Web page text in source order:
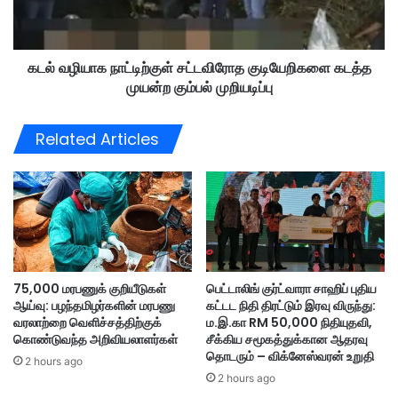
த
ர்
பூ
ச
ணி
அ
ல்
ல
,
எ
லி
வி
ட்
ச
ட
வி
ரோ
த
கு
டி
யே
றி
க
ளை
க
கடல் வழியாக நாட்டிற்குள் சட்டவிரோத குடியேறிகளை கடத்த
முயன்ற கும்பல் முறியடிப்பு
Related Articles
75,000 மரபணுக் குறியீடுகள்
ஆய்வு: பழந்தமிழர்களின் மரபணு
வரலாற்றை வெளிச்சத்திற்குக்
கொண்டுவந்த அறிவியலாளர்கள்
2 hours ago
பெட்டாலிங் குர்ட்வாரா சாஹிப் புதிய
கட்டட நிதி திரட்டும் இரவு விருந்து:
ம.இ.கா RM 50,000 நிதியுதவி,
சீக்கிய சமூகத்துக்கான ஆதரவு
தொடரும் – விக்னேஸ்வரன் உறுதி
2 hours ago